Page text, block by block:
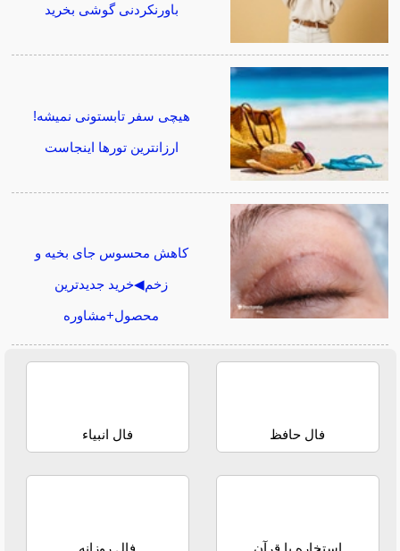
باورنکردنی گوشی بخرید
هیچی سفر تابستونی نمیشه!
ارزانترین تورها اینجاست
کاهش محسوس جای بخیه و
زخم◀خرید جدیدترین
محصول+مشاوره
فال حافظ فال انبیاء
استخاره با قرآن فال روزانه